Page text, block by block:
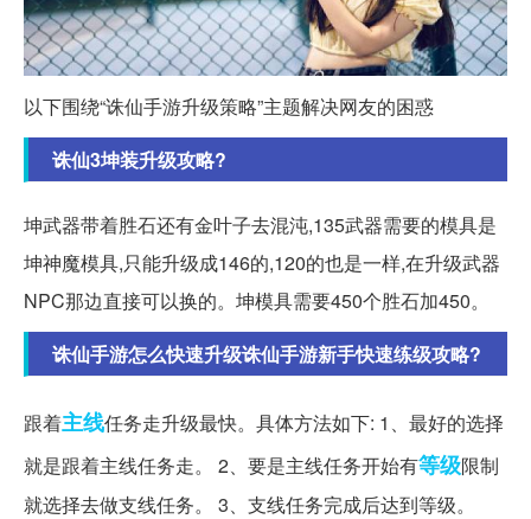
以下围绕“诛仙手游升级策略”主题解决网友的困惑
诛仙3坤装升级攻略?
坤武器带着胜石还有金叶子去混沌,135武器需要的模具是
坤神魔模具,只能升级成146的,120的也是一样,在升级武器
NPC那边直接可以换的。坤模具需要450个胜石加450。
诛仙手游怎么快速升级诛仙手游新手快速练级攻略?
跟着主线任务走升级最快。具体方法如下: 1、最好的选择
就是跟着主线任务走。 2、要是主线任务开始有等级限制
就选择去做支线任务。 3、支线任务完成后达到等级。